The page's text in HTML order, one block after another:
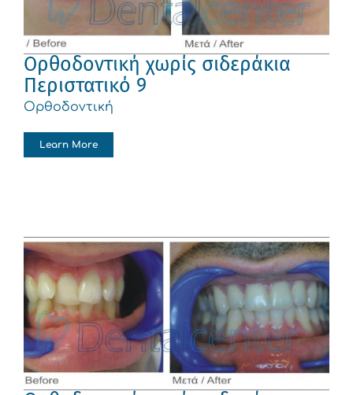
Ορθοδοντική χωρίς σιδεράκια
Περιστατικό 9
Ορθοδοντική
Learn More